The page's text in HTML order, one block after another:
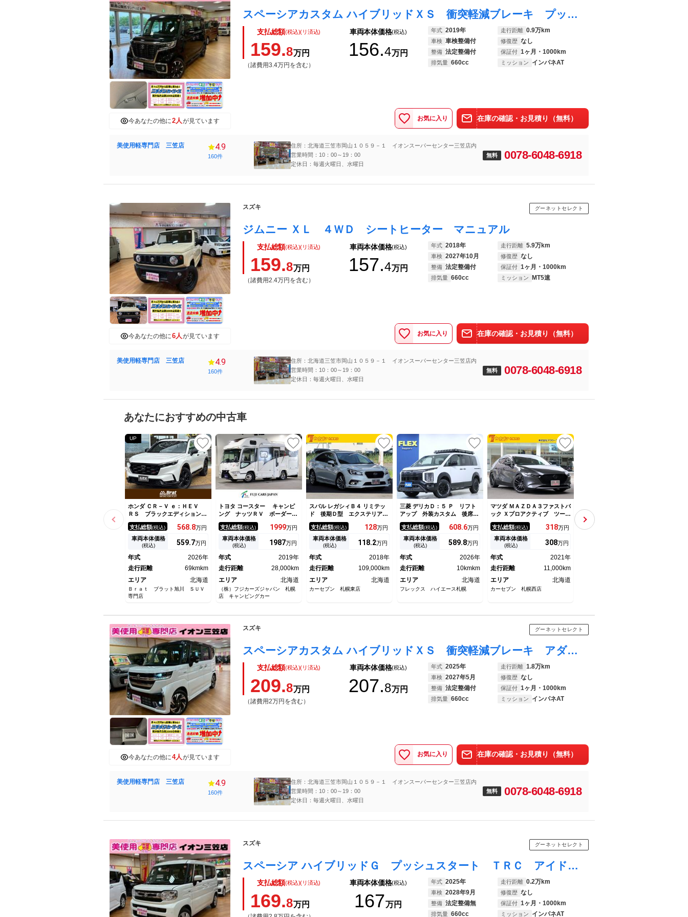
今あなたの他に2人が見ています
スペーシアカスタム ハイブリッドＸＳ 衝突軽減ブレーキ プッシュスタート 両側パワースライドドア クリアランスソナー シートヒーター ヒーテッドドアミラー スマートキー オーディオデッキ
支払総額(税込)(リ済込)
159.8万円
（諸費用3.4万円を含む）
車両本体価格(税込)
156.4万円
年式 2019年 走行距離 0.9万km
車検 車検整備付 修復歴 なし
整備 法定整備付 保証付 1ヶ月・1000km
排気量 660cc ミッション インパネAT
お気に入り 在庫の確認・お見積り（無料）
美使用軽専門店 三笠店 4.9
160件
住所：北海道三笠市岡山１０５９－１ イオンスーパーセンター三笠店内
営業時間：10：00～19：00
定休日：毎週火曜日、水曜日
無料 0078-6048-6918
今あなたの他に6人が見ています
スズキ グーネットセレクト
ジムニー ＸＬ ４ＷＤ シートヒーター マニュアル
支払総額(税込)(リ済込)
159.8万円
（諸費用2.4万円を含む）
車両本体価格(税込)
157.4万円
年式 2018年 走行距離 5.9万km
車検 2027年10月 修復歴 なし
整備 法定整備付 保証付 1ヶ月・1000km
排気量 660cc ミッション MT5速
お気に入り 在庫の確認・お見積り（無料）
美使用軽専門店 三笠店 4.9
160件
住所：北海道三笠市岡山１０５９－１ イオンスーパーセンター三笠店内
営業時間：10：00～19：00
定休日：毎週火曜日、水曜日
無料 0078-6048-6918
あなたにおすすめの中古車
UP
ホンダ ＣＲ－Ｖ ｅ：ＨＥＶ
ＲＳ ブラックエディション
Ｇｏｏｇｌｅ搭載 ９インチＨ
ｏｎｄａ ＣＯＮＮＥＣＴディ
スプレー マルチビューカメラ
システム ＢＯＳＥスピーカ
ミックサンルーフ １０．２イ
ンチデジタルグラフィックメー
支払総額(税込) 568.8万円
車両本体価格
(税込) 559.7万円
年式
2026年
走行距離
69kmkm
エリア
北海道
Ｂｒａｔ ブラット旭川 ＳＵＶ
専門店
トヨタ コースター キャンピ
ング ナッツＲＶ ボーダーバ
ンクス エバスＦＦヒーター
４００Ａリチウム 家庭用エア
コン ＤＣ冷蔵庫 インバータ
ー１５００Ｗ 電子レンジ 温
ＭＡＸＦＡＮ オーニング
支払総額(税込) 1999万円
車両本体価格
(税込) 1987万円
年式
2019年
走行距離
28,000km
エリア
北海道
（株）フジカーズジャパン 札幌
店 キャンピングカー
スバル レガシィＢ４ リミテッ
ド 後期Ｄ型 エクステリアラ
グジュアリーＰＫＧエアロ ア
イサイト３ アイサイトセーフ
ティプラス ダイヤトーンサウ
ンドナビＴＶ リアカメラ Ｓ
シート スタブレックスライト
ダンパー
支払総額(税込) 128万円
車両本体価格
(税込) 118.2万円
年式
2018年
走行距離
109,000km
エリア
北海道
カーセブン 札幌東店
三菱 デリカＤ：５ Ｐ リフト
アップ 外装カスタム 後席モ
ニター ＥＴＣ ヘッドライト
カバー リアアンダーカバー
リアラダー サイドステップ
ホイル タイヤ ルーフラッ
イヤモンド 電動ステップレス
支払総額(税込) 608.6万円
車両本体価格
(税込) 589.8万円
年式
2026年
走行距離
10kmkm
エリア
北海道
フレックス ハイエース札幌
マツダ ＭＡＺＤＡ３ファストバ
ック Ｘプロアクティブ ツーリ
ングセレクション ６ＭＴ４Ｗ
Ｄ ３６０°セーフティパッケ
ージ 柿本改マフラー レオニ
ス１９インチＡＷ ＴＥＩＮ車
ビＴＶ クルージングトラフィ
ックサポート パワーシート＆
支払総額(税込) 318万円
車両本体価格
(税込) 308万円
年式
2021年
走行距離
11,000km
エリア
北海道
カーセブン 札幌西店
ルミホイール サンルーフ エ
アコン パワーステアリング
パワーウィンドウ
支払総額
今あなたの他に4人 が見ています
スズキ グーネットセレクト
スペーシアカスタム ハイブリッドＸＳ 衝突軽減ブレーキ アダプティブクルーズコントロール ＬＥＤヘッドランプ 電動パーキングブレーキ ナビ バックカメラ ドライブレコーダー ＥＴＣ
支払総額(税込)(リ済込)
209.8万円
（諸費用2万円を含む）
車両本体価格(税込)
207.8万円
年式 2025年 走行距離 1.8万km
車検 2027年5月 修復歴 なし
整備 法定整備付 保証付 1ヶ月・1000km
排気量 660cc ミッション インパネAT
お気に入り 在庫の確認・お見積り（無料）
美使用軽専門店 三笠店 4.9
160件
住所：北海道三笠市岡山１０５９－１ イオンスーパーセンター三笠店内
営業時間：10：00～19：00
定休日：毎週火曜日、水曜日
無料 0078-6048-6918
スズキ グーネットセレクト
スペーシア ハイブリッドＧ プッシュスタート ＴＲＣ アイドリングストップ シートヒーター ヒーテッドドアミラー ステアリングコントローラー オートライト
支払総額(税込)(リ済込)
169.8万円
車両本体価格(税込)
167万円
年式 2025年 走行距離 0.2万km
車検 2028年9月 修復歴 なし
整備 法定整備無 保証付 1ヶ月・1000km
排気量 660cc ミッション インパネAT